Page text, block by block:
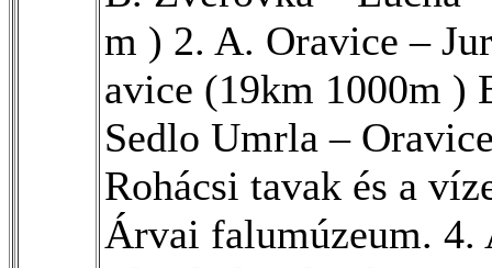
m ) 2. A. Oravice –
avice (19km 1000m )
Sedlo Umrla –
Rohácsi tavak és a
Árvai falumúzeum. 4.